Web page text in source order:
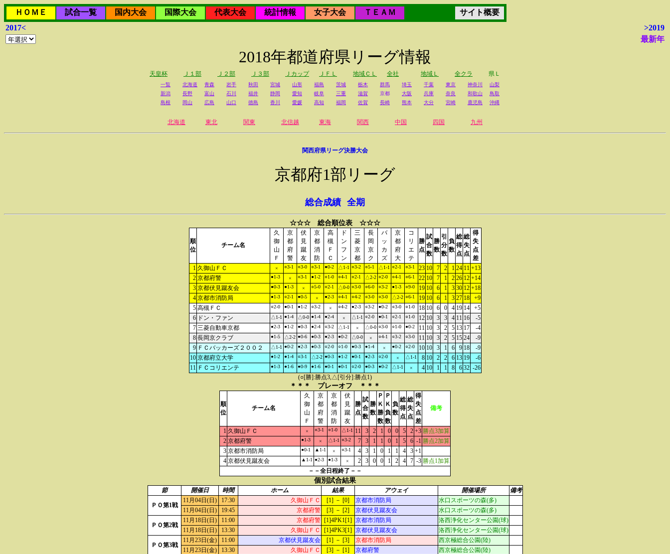
ＨＯＭＥ 試合一覧 国内大会 国際大会 代表大会 統計情報 女子大会 ＴＥＡＭ
サイト概要
2017<
>2019
最新年
2018年都道府県リーグ情報
天皇杯 Ｊ１部 Ｊ２部 Ｊ３部 Ｊカップ ＪＦＬ 地域ＣＬ 全社 地域Ｌ 全クラ 県Ｌ
一覧 北海道 青森 岩手 秋田 宮城 山形 福島 茨城 栃木 群馬 埼玉 千葉 東京 神奈川
山梨
新潟
長野 富山 石川 福井 静岡 愛知 岐阜 三重 滋賀 京都 大阪 兵庫 奈良 和歌山
鳥取
島根
岡山 広島 山口 徳島 香川 愛媛 高知 福岡 佐賀 長崎 熊本 大分 宮崎 鹿児島 沖縄
北海道 東北 関東 北信越 東海 関西 中国 四国 九州
関西府県リーグ決勝大会
京都府1部リーグ
総合成績 全期
☆☆☆ 総合順位表 ☆☆☆
順
位
チーム名
久
御
山
Ｆ
京
都
府
警
伏
見
蹴
友
京
都
消
防
高
槻
Ｆ
Ｃ
ド
ン
フ
ン
三
菱
京
都
長
岡
京
ク
バ
ッ
カ
ズ
京
都
府
大
コ
リ
エ
テ
勝
点
試
合
数
勝
数
引
分
数
負
数
総
得
点
総
失
点
得
失
点
差
1 久御山ＦＣ × ○3-1 ○3-0 ○3-1 ●0-2 △1-1 ○3-2 ○5-1 △1-1 ○2-1 ○3-1 23 10 7 2 1 24 11 +13
2 京都府警 ●1-3 × ○3-1 ●1-2 ○1-0 ○4-1 ○2-1 △2-2 ○2-0 ○4-1 ○6-1 22 10 7 1 2 26 12 +14
3 京都伏見蹴友会 ●0-3 ●1-3 × ○5-0 ○2-1 △0-0 ○3-0 ○6-0 ○3-2 ●1-3 ○9-0 19 10 6 1 3 30 12 +18
4 京都市消防局 ●1-3 ○2-1 ●0-5 × ●2-3 ○4-1 ○4-2 ○3-0 ○3-0 △2-2 ○6-1 19 10 6 1 3 27 18
+9
5 高槻ＦＣ ○2-0 ●0-1 ●1-2 ○3-2 × ○4-2 ●2-3 ○3-2 ●0-2 ○3-0 ○1-0 18 10 6 0 4 19 14
+5
6 ドン・ファン △1-1 ●1-4 △0-0 ●1-4 ●2-4 × △1-1 ○2-0 ●0-1 ○2-1 ○1-0 12 10 3 3 4 11 16
-5
7 三菱自動車京都 ●2-3 ●1-2 ●0-3 ●2-4 ○3-2 △1-1 × △0-0 ○3-0 ○1-0 ●0-2 11 10 3 2 5 13 17
-4
8 長岡京クラブ ●1-5 △2-2 ●0-6 ●0-3 ●2-3 ●0-2 △0-0 × ○4-1 ○3-2 ○3-0 11 10 3 2 5 15 24
-9
9 ＦＣバッカーズ２００２ △1-1 ●0-2 ●2-3 ●0-3 ○2-0 ○1-0 ●0-3 ●1-4 × ●0-2 ○2-0 10 10 3 1 6 9 18
-9
10 京都府立大学 ●1-2 ●1-4 ○3-1 △2-2 ●0-3 ●1-2 ●0-1 ●2-3 ○2-0 × △1-1 8 10 2 2 6 13 19
-6
11 ＦＣコリエンテ ●1-3 ●1-6 ●0-9 ●1-6 ●0-1 ●0-1 ○2-0 ●0-3 ●0-2 △1-1 × 4 10 1 1 8 6 32 -26
(○[勝]:勝点3,△[引分]:勝点1)
＊＊＊ プレーオフ ＊＊＊
順
位
チーム名
久
御
山
Ｆ
京
都
府
警
京
都
消
防
伏
見
蹴
友
勝
点
試
合
数
勝
数
Ｐ
Ｋ
勝
数
Ｐ
Ｋ
負
数
負
数
総
得
点
総
失
点
得
失
点
差
備考
1 久御山ＦＣ × ○3-1 ○1-0 △1-1 11 3 2 1 0 0 5 2 +3 勝点3加算
2 京都府警 ●1-3 × △1-1 ○3-2 7 3 1 1 0 1 5 6 -1 勝点2加算
3 京都市消防局 ●0-1 ▲1-1 × ○3-1 4 3 1 0 1 1 4 3 +1
4 京都伏見蹴友会 ▲1-1 ●2-3 ●1-3 × 2 3 0 0 1 2 4 7 -3 勝点1加算
－－全日程終了－－
個別試合結果
節 開催日 時間 ホーム 結果 アウェイ 開催場所 備考
ＰＯ第1戦
11月04日(日) 17:30 久御山ＦＣ [1] － [0] 京都市消防局
水口スポーツの森(多)
11月04日(日)
19:45 京都府警 [3] － [2] 京都伏見蹴友会 水口スポーツの森(多)
ＰＯ第2戦
11月18日(日) 11:00 京都府警 [1]4PK1[1] 京都市消防局
洛西浄化センター公園(球)
11月18日(日)
13:30 久御山ＦＣ [1]4PK3[1] 京都伏見蹴友会 洛西浄化センター公園(球)
ＰＯ第3戦
11月23日(金) 11:00 京都伏見蹴友会 [1] － [3] 京都市消防局
西京極総合公園(陸)
11月23日(金)
13:30 久御山ＦＣ [3] － [1] 京都府警 西京極総合公園(陸)